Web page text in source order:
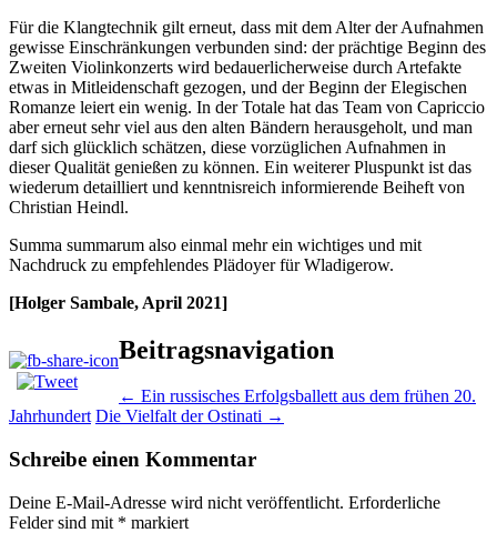
Für die Klangtechnik gilt erneut, dass mit dem Alter der Aufnahmen
gewisse Einschränkungen verbunden sind: der prächtige Beginn des
Zweiten Violinkonzerts wird bedauerlicherweise durch Artefakte
etwas in Mitleidenschaft gezogen, und der Beginn der Elegischen
Romanze leiert ein wenig. In der Totale hat das Team von Capriccio
aber erneut sehr viel aus den alten Bändern herausgeholt, und man
darf sich glücklich schätzen, diese vorzüglichen Aufnahmen in
dieser Qualität genießen zu können. Ein weiterer Pluspunkt ist das
wiederum detailliert und kenntnisreich informierende Beiheft von
Christian Heindl.
Summa summarum also einmal mehr ein wichtiges und mit
Nachdruck zu empfehlendes Plädoyer für Wladigerow.
[Holger Sambale, April 2021]
Beitragsnavigation
← Ein russisches Erfolgsballett aus dem frühen 20.
Jahrhundert Die Vielfalt der Ostinati →
Schreibe einen Kommentar
Deine E-Mail-Adresse wird nicht veröffentlicht. Erforderliche
Felder sind mit * markiert